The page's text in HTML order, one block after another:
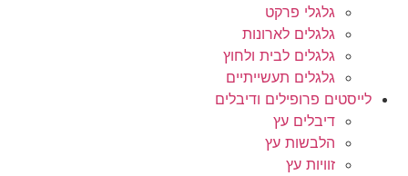
גלגלי פרקט
גלגלים לארונות
גלגלים לבית ולחוץ
גלגלים תעשייתיים
לייסטים פרופילים ודיבלים
דיבלים עץ
הלבשות עץ
זוויות עץ